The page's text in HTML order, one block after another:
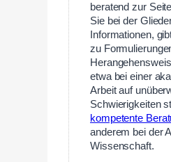
beratend zur
Sie bei der
Informationen,
zu
etwa bei einer
Arbeit auf
Schwierigkeiten
kompetente
anderem bei der
Wissenschaft.